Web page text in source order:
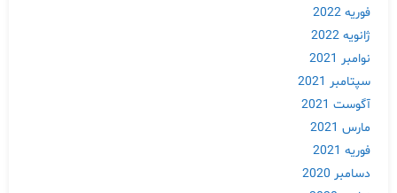
فوریه 2022
ژانویه 2022
نوامبر 2021
سپتامبر 2021
آگوست 2021
مارس 2021
فوریه 2021
دسامبر 2020